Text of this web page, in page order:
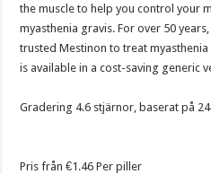
the muscle to help you control your
myasthenia gravis. For over 50
trusted Mestinon to treat
is available in a cost-saving generic
Gradering 4.6 stjärnor, baserat på
Pris från€1.46 Per piller